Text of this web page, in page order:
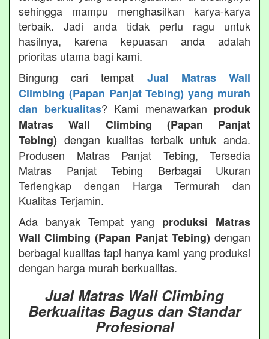
sehingga mampu menghasilkan karya-karya
terbaik. Jadi anda tidak perlu ragu untuk
hasilnya, karena kepuasan anda adalah
prioritas utama bagi kami.
Bingung cari tempat Jual Matras Wall
Climbing (Papan Panjat Tebing) yang murah
dan berkualitas? Kami menawarkan produk
Matras Wall Climbing (Papan Panjat
Tebing) dengan kualitas terbaik untuk anda.
Produsen Matras Panjat Tebing, Tersedia
Matras Panjat Tebing Berbagai Ukuran
Terlengkap dengan Harga Termurah dan
Kualitas Terjamin.
Ada banyak Tempat yang produksi Matras
Wall Climbing (Papan Panjat Tebing) dengan
berbagai kualitas tapi hanya kami yang produksi
dengan harga murah berkualitas.
Jual Matras Wall Climbing
Berkualitas Bagus dan Standar
Profesional